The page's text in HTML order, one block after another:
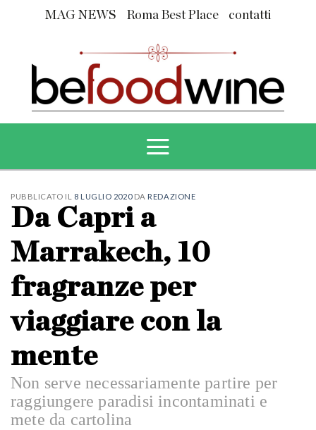
MAG NEWS Roma Best Place contatti
PUBBLICATO IL 8 LUGLIO 2020DA REDAZIONE
Da Capri a
Marrakech, 10
fragranze per
viaggiare con la
mente
Non serve necessariamente partire per
raggiungere paradisi incontaminati e
mete da cartolina